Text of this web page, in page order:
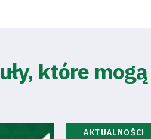
które
AKTUALNOŚCI